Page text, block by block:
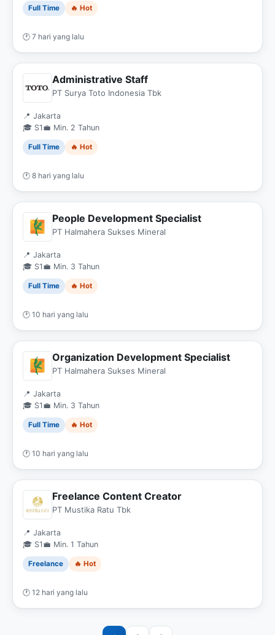
Full Time 🔥 Hot
🕐 7 hari yang lalu
Administrative Staff
PT Surya Toto Indonesia Tbk
📍 Jakarta
🎓 S1 💼 Min. 2 Tahun
Full Time 🔥 Hot
🕐 8 hari yang lalu
People Development Specialist
PT Halmahera Sukses Mineral
📍 Jakarta
🎓 S1 💼 Min. 3 Tahun
Full Time 🔥 Hot
🕐 10 hari yang lalu
Organization Development Specialist
PT Halmahera Sukses Mineral
📍 Jakarta
🎓 S1 💼 Min. 3 Tahun
Full Time 🔥 Hot
🕐 10 hari yang lalu
Freelance Content Creator
PT Mustika Ratu Tbk
📍 Jakarta
🎓 S1 💼 Min. 1 Tahun
Freelance 🔥 Hot
🕐 12 hari yang lalu